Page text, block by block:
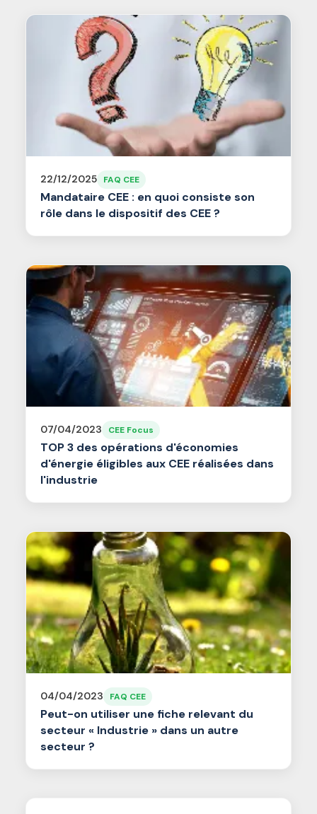
22/12/2025 FAQ CEE
Mandataire CEE : en quoi consiste son
rôle dans le dispositif des CEE ?
07/04/2023 CEE Focus
TOP 3 des opérations d'économies
d'énergie éligibles aux CEE réalisées dans
l'industrie
04/04/2023 FAQ CEE
Peut-on utiliser une fiche relevant du
secteur « Industrie » dans un autre
secteur ?